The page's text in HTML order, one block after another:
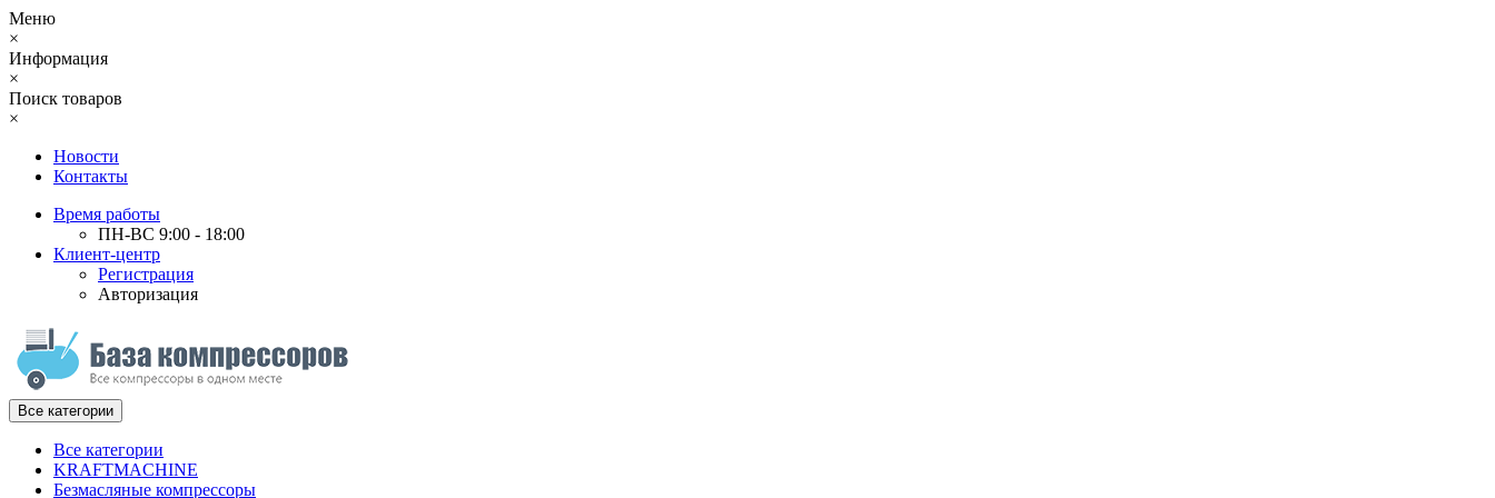
Меню
×
Информация
×
Поиск товаров
×
Новости
Контакты
Время работы
ПН-ВС 9:00 - 18:00
Клиент-центр
Регистрация
Авторизация
Все категории
Все категории
KRAFTMACHINE
Безмасляные компрессоры